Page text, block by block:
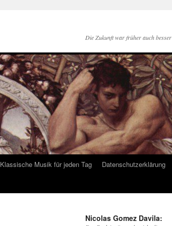
Die Zukunft war früher auch besser
Klassische Musik für jeden Tag
Datenschutzerklärung
Nicolas Gomez Davila: